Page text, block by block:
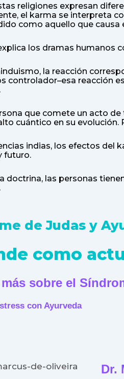
religiones expresan
el karma se interpreta
como aquello que causa
los dramas humanos
la reacción
controlador–esa reacción
que comete un acto
cuántico en su evolución.
indias, los efectos
futuro.
doctrina, las personas
de Judas y
como
sobre el
con Ayurveda
Dr.